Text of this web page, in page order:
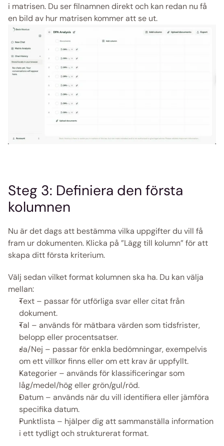
i matrisen. Du ser filnamnen direkt och kan redan nu få
en bild av hur matrisen kommer att se ut.
Steg 3: Definiera den första
kolumnen
Nu är det dags att bestämma vilka uppgifter du vill få
fram ur dokumenten. Klicka på ”Lägg till kolumn” för att
skapa ditt första kriterium.
Välj sedan vilket format kolumnen ska ha. Du kan välja
mellan:
Text – passar för utförliga svar eller citat från
dokument.
Tal – används för mätbara värden som tidsfrister,
belopp eller procentsatser.
Ja/Nej – passar för enkla bedömningar, exempelvis
om ett villkor finns eller om ett krav är uppfyllt.
Kategorier – används för klassificeringar som
låg/medel/hög eller grön/gul/röd.
Datum – används när du vill identifiera eller jämföra
specifika datum.
Punktlista – hjälper dig att sammanställa information
i ett tydligt och strukturerat format.